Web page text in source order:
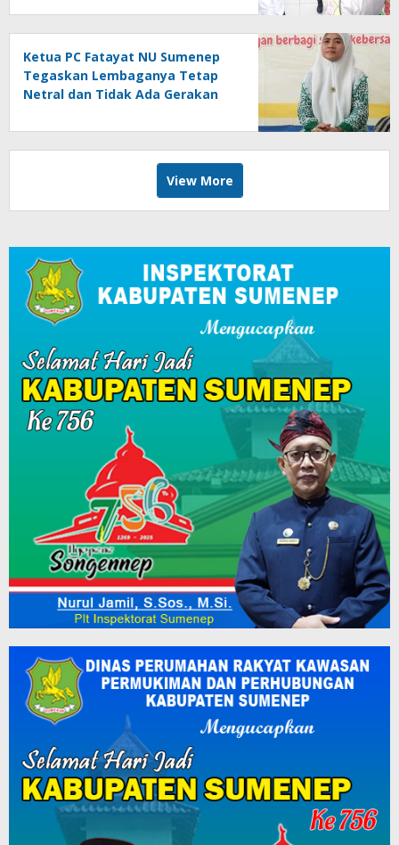
Ketua PC Fatayat NU Sumenep
Tegaskan Lembaganya Tetap
Netral dan Tidak Ada Gerakan
Tertentu di Pemilu 2024
View More